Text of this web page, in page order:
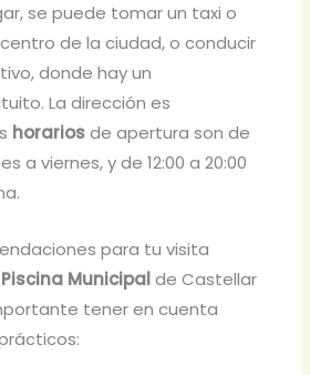
se puede tomar un taxi o
de la ciudad, o conducir
donde hay un
La dirección es
horariosde apertura son de
a viernes, y de 12:00 a 20:00
para tu visita
Piscina Municipalde Castellar
tener en cuenta